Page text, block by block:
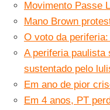
Movimento Passe
Mano Brown
O voto da
A periferia paulista
sustentado pelo
Em ano de pior
Em 4 anos, PT